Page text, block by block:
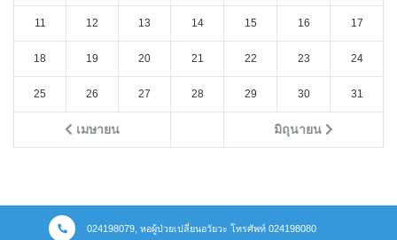
เมษายน มิถุนายน
11 12 13 14 15 16 17
18 19 20 21 22 23 24
25 26 27 28 29 30 31
024198079, หอผู้ป่วยเปลี่ยนอวัยวะ โทรศัพท์ 024198080